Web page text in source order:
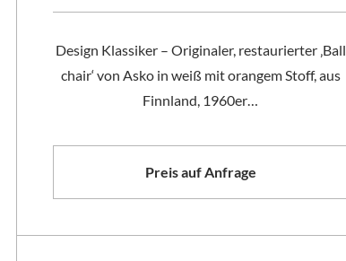
Design Klassiker – Originaler, restaurierter ‚Ball
chair‘ von Asko in weiß mit orangem Stoff, aus
Finnland, 1960er…
Preis auf Anfrage